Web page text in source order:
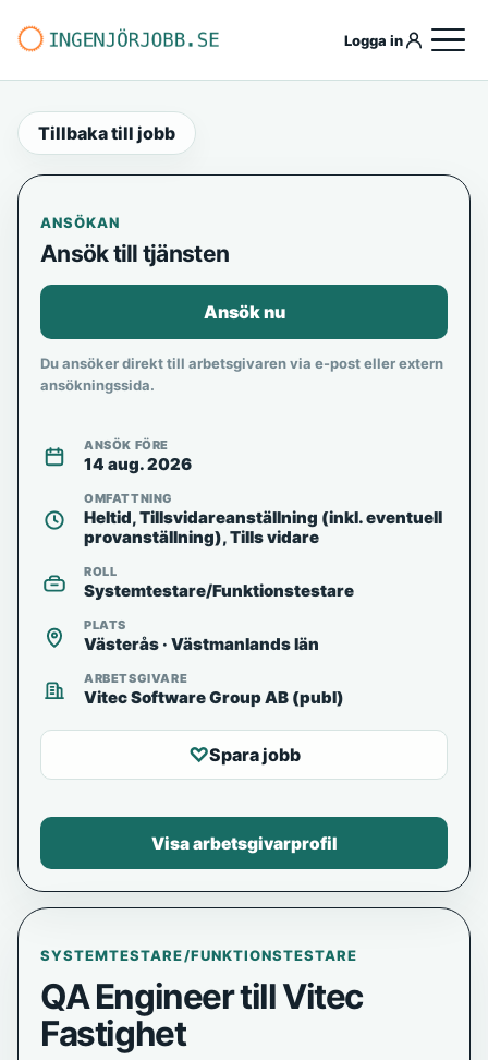
Logga in
Tillbaka till jobb
SYSTEMTESTARE/FUNKTIONSTESTARE
QA Engineer till Vitec
Fastighet
ANSÖKAN
Ansök till tjänsten
Ansök nu
Du ansöker direkt till arbetsgivaren via e-post eller extern
ansökningssida.
ANSÖK FÖRE
14 aug. 2026
OMFATTNING
Heltid, Tillsvidareanställning (inkl. eventuell
provanställning), Tills vidare
ROLL
Systemtestare/Funktionstestare
PLATS
Västerås · Västmanlands län
ARBETSGIVARE
Vitec Software Group AB (publ)
♡Spara jobb
Visa arbetsgivarprofil